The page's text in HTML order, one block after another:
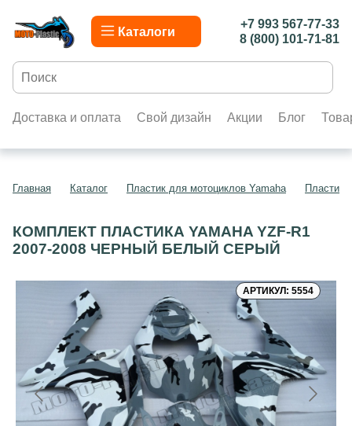
Каталоги
+7 993 567-77-33
8 (800) 101-71-81
Доставка и оплата Свой дизайн Акции Блог
Главная Каталог Пластик для мотоциклов Yamaha Пластик
КОМПЛЕКТ ПЛАСТИКА YAMAHA YZF-R1
2007-2008 ЧЕРНЫЙ БЕЛЫЙ СЕРЫЙ
АРТИКУЛ: 5554